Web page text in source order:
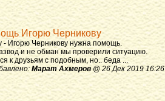
Игорю Черникову
Игорю Черникову нужна помощь.
и не обман мы проверили ситуацию.
к друзьям с подобным, но.. беда ...
Марат Ахмеров @ 26 Дек 2019 16:26